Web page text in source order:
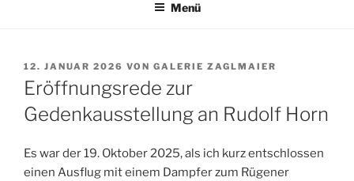
Menü
VERÖFFENTLICHT
AM
12. JANUAR 2026 VON GALERIE ZAGLMAIER
Eröffnungsrede zur
Gedenkausstellung an Rudolf Horn
Es war der 19. Oktober 2025, als ich kurz entschlossen
einen Ausflug mit einem Dampfer zum Rügener